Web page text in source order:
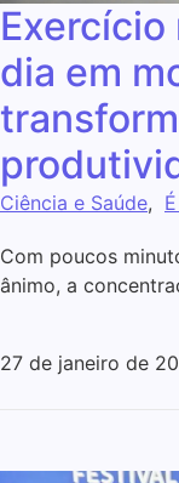
dia em
Ciência e Saúde,
Com poucos
ânimo, a
27 de janeiro de